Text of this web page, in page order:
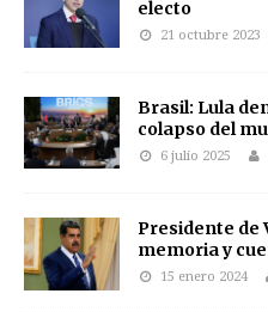
electo
21 octubre 2023
Brasil: Lula
colapso del
6 julio 2025
Presidente de
memoria y
15 enero 2024